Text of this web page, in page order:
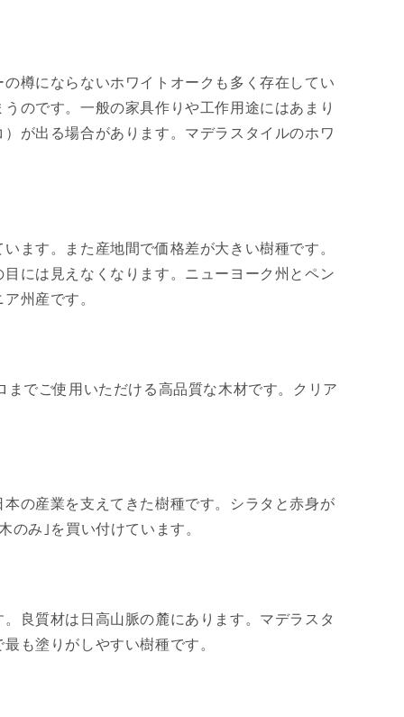
樽にならないホワイトオークも多く存在してい
のです。一般の家具作りや工作用途にはあまり
が出る場合があります。マデラスタイルのホワ
ます。また産地間で価格差が大きい樹種です。
には見えなくなります。ニューヨーク州とペン
州産です。
でご使用いただける高品質な木材です。クリア
の産業を支えてきた樹種です。シラタと赤身が
み｣を買い付けています。
良質材は日高山脈の麓にあります。マデラスタ
も塗りがしやすい樹種です。